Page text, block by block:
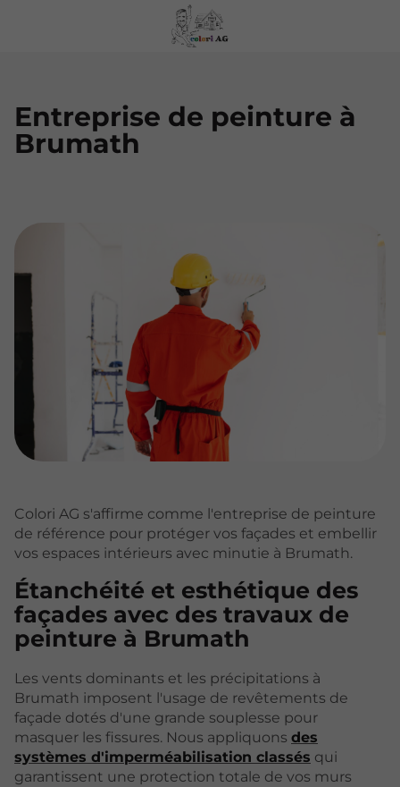
Entreprise de peinture à
Brumath
Colori AG s'affirme comme l'entreprise de peinture
de référence pour protéger vos façades et embellir
vos espaces intérieurs avec minutie à Brumath.
Étanchéité et esthétique des
façades avec des travaux de
peinture à Brumath
Les vents dominants et les précipitations à
Brumath imposent l'usage de revêtements de
façade dotés d'une grande souplesse pour
masquer les fissures. Nous appliquons des
systèmes d'imperméabilisation classés qui
garantissent une protection totale de vos murs